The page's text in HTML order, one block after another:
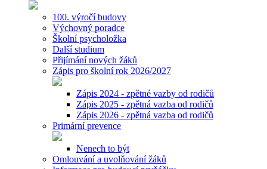
100. výročí budovy
Výchovný poradce
Školní psycholožka
Další studium
Přijímání nových žáků
Zápis pro školní rok 2026/2027
Zápis 2024 - zpětné vazby od rodičů
Zápis 2025 - zpětná vazba od rodičů
Zápis 2026 - zpětná vazba od rodičů
Primární prevence
Nenech to být
Omlouvání a uvolňování žáků